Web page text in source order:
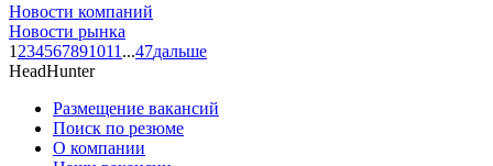
Новости компаний
Новости рынка
1 234567891011 ...47дальше
HeadHunter
Размещение вакансий
Поиск по резюме
О компании